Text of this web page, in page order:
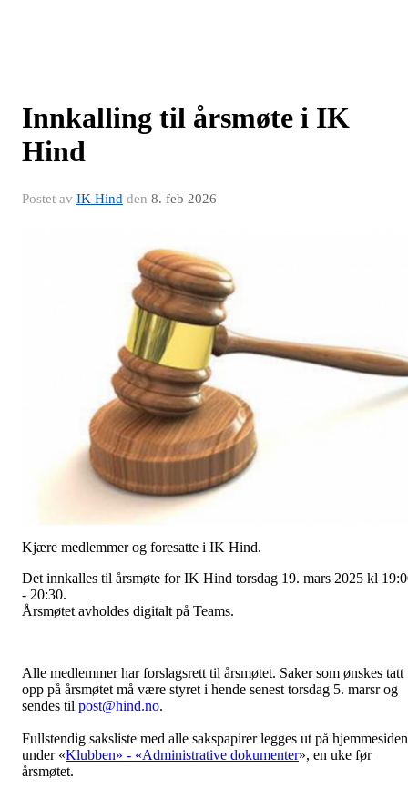
Innkalling til årsmøte i IK
Hind
Postet av IK Hind den 8. feb 2026
Kjære medlemmer og foresatte i IK Hind.
Det innkalles til årsmøte for IK Hind torsdag 19. mars 2025 kl
- 20:30.
Årsmøtet avholdes digitalt på Teams.
Alle medlemmer har forslagsrett til årsmøtet. Saker som ønskes tatt
opp på årsmøtet må være styret i hende senest torsdag 5. marsr og
sendes til post@hind.no.
Fullstendig saksliste med alle sakspapirer legges ut på hjemmesiden
under «Klubben» - «Administrative dokumenter», en uke før
årsmøtet.